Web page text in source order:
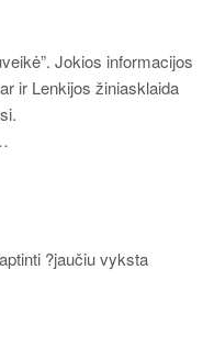
Jokios informacijos
ir Lenkijos žiniasklaida
?jaučiu vyksta